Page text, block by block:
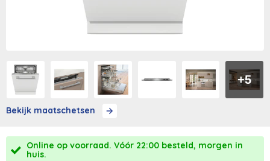
+5
Bekijk maatschetsen
Online op voorraad. Vóór 22:00 besteld, morgen in
huis.